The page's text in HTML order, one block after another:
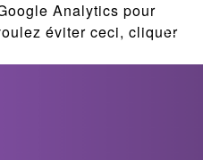
Analytics pour
éviter ceci, cliquer